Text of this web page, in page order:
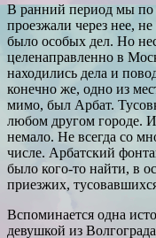
В ранний период мы по
проезжали через нее,
было особых дел. Но
целенаправленно в
находились дела и
конечно же, одно из
мимо, был Арбат.
любом другом городе.
немало. Не всегда со
числе. Арбатский
было кого-то найти, в
приезжих,
Вспоминается одна
девушкой из